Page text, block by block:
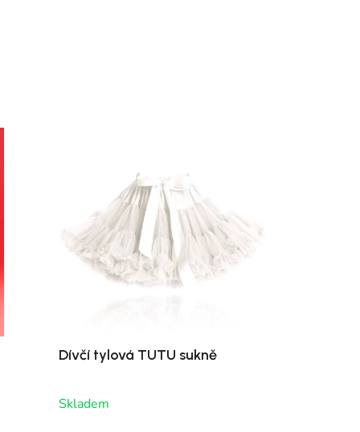
Dívčí tylová TUTU sukně
Skladem